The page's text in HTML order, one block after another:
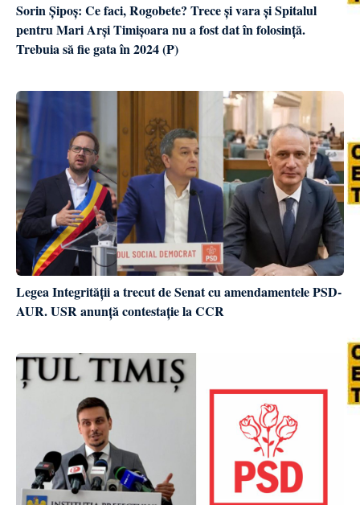
Sorin Șipoș: Ce faci, Rogobete? Trece și vara și Spitalul
pentru Mari Arși Timișoara nu a fost dat în folosință.
Trebuia să fie gata în 2024 (P)
Legea Integrității a trecut de Senat cu amendamentele PSD-
AUR. USR anunță contestație la CCR